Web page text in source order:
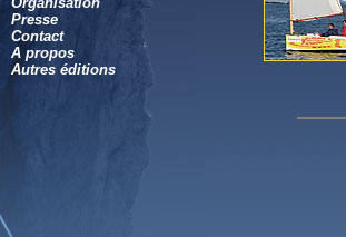
Presse
Contact
A propos
Autres éditions